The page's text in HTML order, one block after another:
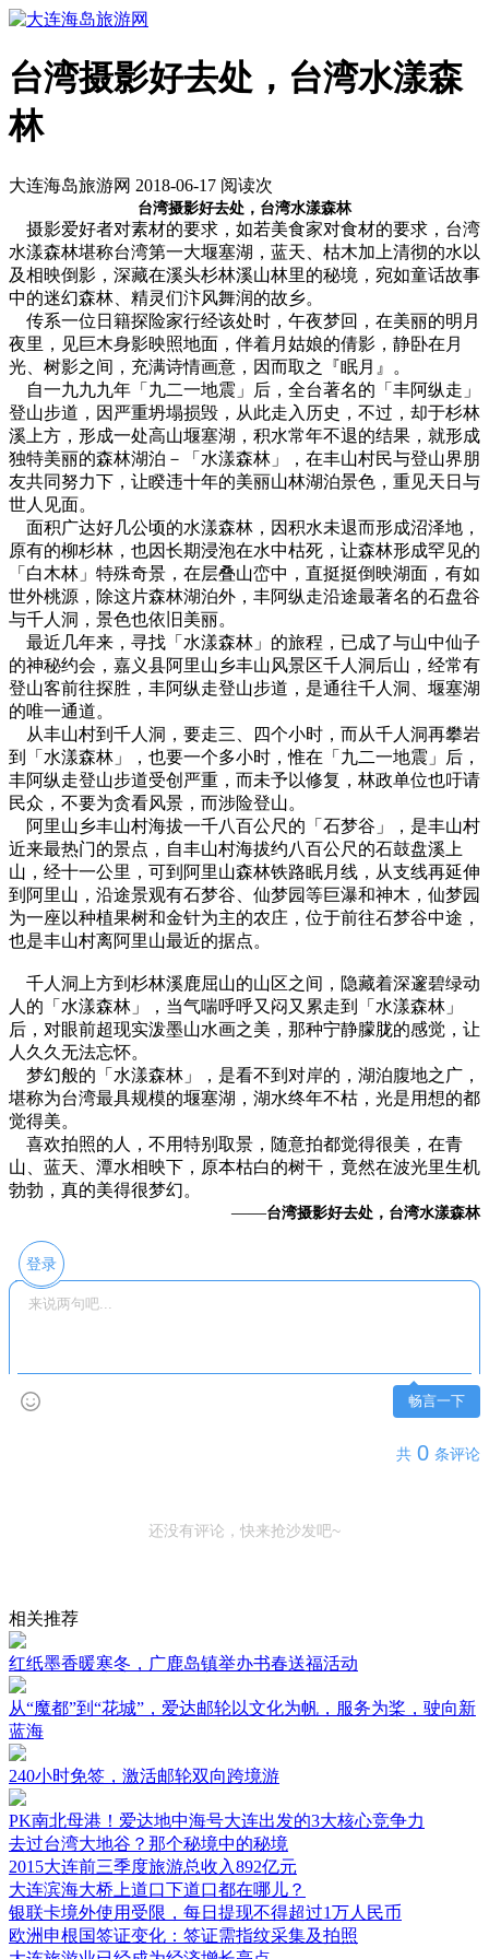
台湾摄影好去处，台湾水漾森
林
大连海岛旅游网 2018-06-17 阅读次
台湾摄影好去处，台湾水漾森林
摄影爱好者对素材的要求，如若美食家对食材的要求，台湾
水漾森林堪称台湾第一大堰塞湖，蓝天、枯木加上清彻的水以
及相映倒影，深藏在溪头杉林溪山林里的秘境，宛如童话故事
中的迷幻森林、精灵们汴风舞润的故乡。
传系一位日籍探险家行经该处时，午夜梦回，在美丽的明月
夜里，见巨木身影映照地面，伴着月姑娘的倩影，静卧在月
光、树影之间，充满诗情画意，因而取之『眠月』。
自一九九九年「九二一地震」后，全台著名的「丰阿纵走」
登山步道，因严重坍塌损毁，从此走入历史，不过，却于杉林
溪上方，形成一处高山堰塞湖，积水常年不退的结果，就形成
独特美丽的森林湖泊－「水漾森林」，在丰山村民与登山界朋
友共同努力下，让睽违十年的美丽山林湖泊景色，重见天日与
世人见面。
面积广达好几公顷的水漾森林，因积水未退而形成沼泽地，
原有的柳杉林，也因长期浸泡在水中枯死，让森林形成罕见的
「白木林」特殊奇景，在层叠山峦中，直挺挺倒映湖面，有如
世外桃源，除这片森林湖泊外，丰阿纵走沿途最著名的石盘谷
与千人洞，景色也依旧美丽。
最近几年来，寻找「水漾森林」的旅程，已成了与山中仙子
的神秘约会，嘉义县阿里山乡丰山风景区千人洞后山，经常有
登山客前往探胜，丰阿纵走登山步道，是通往千人洞、堰塞湖
的唯一通道。
从丰山村到千人洞，要走三、四个小时，而从千人洞再攀岩
到「水漾森林」，也要一个多小时，惟在「九二一地震」后，
丰阿纵走登山步道受创严重，而未予以修复，林政单位也吁请
民众，不要为贪看风景，而涉险登山。
阿里山乡丰山村海拔一千八百公尺的「石梦谷」，是丰山村
近来最热门的景点，自丰山村海拔约八百公尺的石鼓盘溪上
山，经十一公里，可到阿里山森林铁路眠月线，从支线再延伸
到阿里山，沿途景观有石梦谷、仙梦园等巨瀑和神木，仙梦园
为一座以种植果树和金针为主的农庄，位于前往石梦谷中途，
也是丰山村离阿里山最近的据点。
千人洞上方到杉林溪鹿屈山的山区之间，隐藏着深邃碧绿动
人的「水漾森林」，当气喘呼呼又闷又累走到「水漾森林」
后，对眼前超现实泼墨山水画之美，那种宁静朦胧的感觉，让
人久久无法忘怀。
梦幻般的「水漾森林」，是看不到对岸的，湖泊腹地之广，
堪称为台湾最具规模的堰塞湖，湖水终年不枯，光是用想的都
觉得美。
喜欢拍照的人，不用特别取景，随意拍都觉得很美，在青
山、蓝天、潭水相映下，原本枯白的树干，竟然在波光里生机
勃勃，真的美得很梦幻。
——台湾摄影好去处，台湾水漾森林
登录
畅言一下
共 0 条评论
还没有评论，快来抢沙发吧~
相关推荐
红纸墨香暖寒冬，广鹿岛镇举办书春送福活动
从“魔都”到“花城”，爱达邮轮以文化为帆，服务为桨，驶向新
蓝海
240小时免签，激活邮轮双向跨境游
PK南北母港！爱达地中海号大连出发的3大核心竞争力
去过台湾大地谷？那个秘境中的秘境
2015大连前三季度旅游总收入892亿元
大连滨海大桥上道口下道口都在哪儿？
银联卡境外使用受限，每日提现不得超过1万人民币
欧洲申根国签证变化：签证需指纹采集及拍照